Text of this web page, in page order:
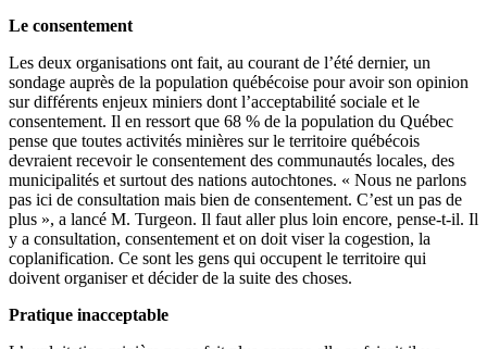
Le consentement
Les deux organisations ont fait, au courant de l’été dernier, un
sondage auprès de la population québécoise pour avoir son opinion
sur différents enjeux miniers dont l’acceptabilité sociale et le
consentement. Il en ressort que 68 % de la population du Québec
pense que toutes activités minières sur le territoire québécois
devraient recevoir le consentement des communautés locales, des
municipalités et surtout des nations autochtones. « Nous ne parlons
pas ici de consultation mais bien de consentement. C’est un pas de
plus », a lancé M. Turgeon. Il faut aller plus loin encore, pense-t-il. Il
y a consultation, consentement et on doit viser la cogestion, la
coplanification. Ce sont les gens qui occupent le territoire qui
doivent organiser et décider de la suite des choses.
Pratique inacceptable